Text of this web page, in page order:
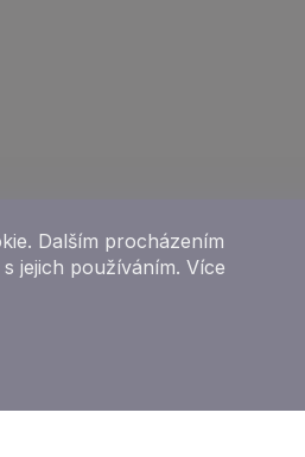
Dalším procházením
jejich používáním. Více